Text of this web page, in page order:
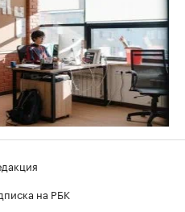
на РБК